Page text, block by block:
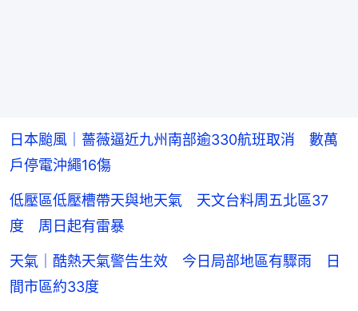
日本颱風｜薔薇逼近九州南部逾330航班取消 數萬
戶停電沖繩16傷
低壓區低壓槽帶天與地天氣 天文台料周五北區37
度 周日起有雷暴
天氣｜酷熱天氣警告生效 今日局部地區有驟雨 日
間市區約33度